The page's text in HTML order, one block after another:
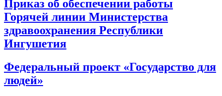
Приказ об обеспечении работы
Горячей линии Министерства
здравоохранения Республики
Ингушетия
Федеральный проект «Государство для
людей»